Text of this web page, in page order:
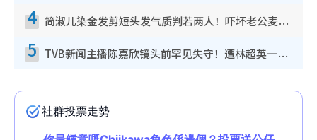
4 简淑儿染金发剪短头发气质判若两人！吓坏老公麦大力都认不出：“你做什么？”
5 TVB新闻主播陈嘉欣镜头前罕见失守！遭林超英一句话突袭吓坏当场大笑